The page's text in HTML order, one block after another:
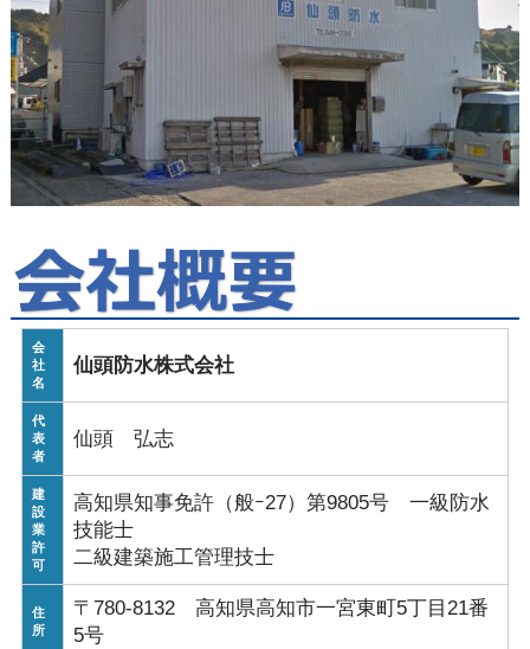
会
社
名
仙頭防水株式会社
代
表
者
仙頭 弘志
建
設
業
許
可
高知県知事免許（般ｰ27）第9805号 一級防水
技能士
二級建築施工管理技士
住
所
〒780-8132 高知県高知市一宮東町5丁目21番
5号